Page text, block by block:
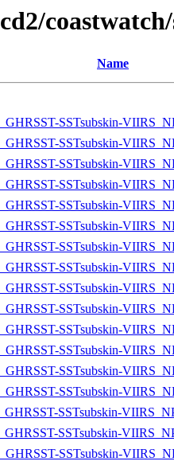
Name
SSTsubskin-
SSTsubskin-
SSTsubskin-
SSTsubskin-
SSTsubskin-
SSTsubskin-
SSTsubskin-
SSTsubskin-
SSTsubskin-
SSTsubskin-
SSTsubskin-
SSTsubskin-
SSTsubskin-
SSTsubskin-
SSTsubskin-
SSTsubskin-
SSTsubskin-